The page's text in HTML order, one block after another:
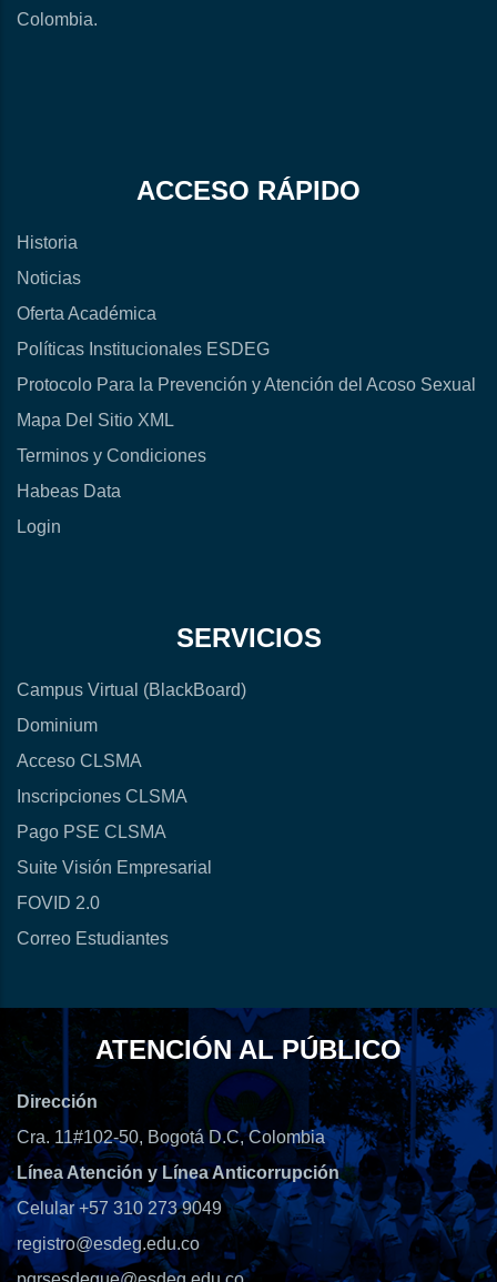
Colombia.
ACCESO RÁPIDO
Historia
Noticias
Oferta Académica
Políticas Institucionales ESDEG
Protocolo Para la Prevención y Atención del Acoso Sexual
Mapa Del Sitio XML
Terminos y Condiciones
Habeas Data
Login
SERVICIOS
Campus Virtual (BlackBoard)
Dominium
Acceso CLSMA
Inscripciones CLSMA
Pago PSE CLSMA
Suite Visión Empresarial
FOVID 2.0
Correo Estudiantes
ATENCIÓN AL PÚBLICO
Dirección
Cra. 11#102-50, Bogotá D.C, Colombia
Línea Atención y Línea Anticorrupción
Celular +57 310 273 9049
registro@esdeg.edu.co